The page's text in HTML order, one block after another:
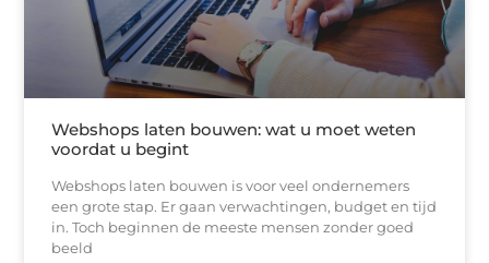
Webshops laten bouwen: wat u moet weten
voordat u begint
Webshops laten bouwen is voor veel ondernemers
een grote stap. Er gaan verwachtingen, budget en tijd
in. Toch beginnen de meeste mensen zonder goed
beeld